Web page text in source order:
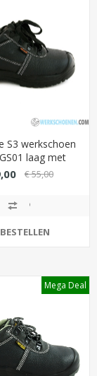
S3 werkschoen
laag met
PU overneus
€ 55,00
BESTELLEN
Mega Deal